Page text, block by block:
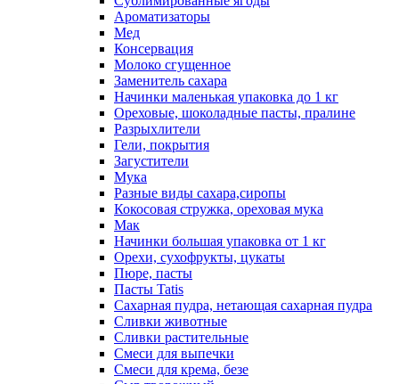
Ароматизаторы
Мед
Консервация
Молоко сгущенное
Заменитель сахара
Начинки маленькая упаковка до 1 кг
Ореховые, шоколадные пасты, пралине
Разрыхлители
Гели, покрытия
Загустители
Мука
Разные виды сахара,сиропы
Кокосовая стружка, ореховая мука
Мак
Начинки большая упаковка от 1 кг
Орехи, сухофрукты, цукаты
Пюре, пасты
Пасты Tatis
Сахарная пудра, нетающая сахарная пудра
Сливки животные
Сливки растительные
Смеси для выпечки
Смеси для крема, безе